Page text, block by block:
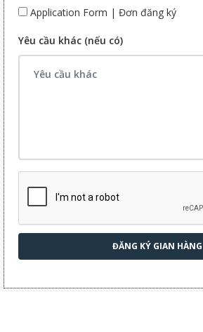
Application Form | Đơn đăng ký
Yêu cầu khác (nếu có)
ĐĂNG KÝ GIAN HÀNG